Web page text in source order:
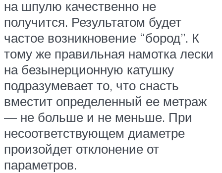
на шпулю качественно не
получится. Результатом будет
частое возникновение “бород”. К
тому же правильная намотка лески
на безынерционную катушку
подразумевает то, что снасть
вместит определенный ее метраж
— не больше и не меньше. При
несоответствующем диаметре
произойдет отклонение от
параметров.